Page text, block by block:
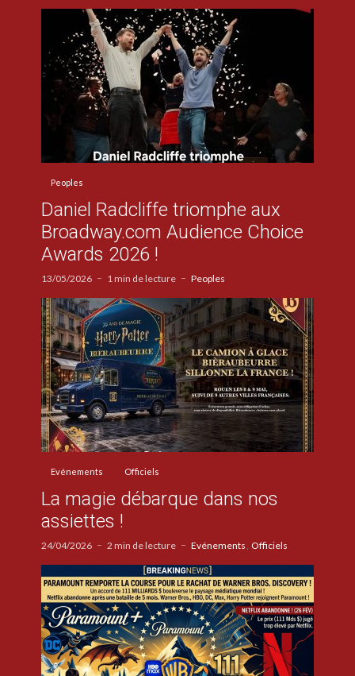
Peoples
Daniel Radcliffe triomphe aux
Broadway.com Audience Choice
Awards 2026 !
13/05/2026 1 min de lecture Peoples
Evénements Officiels
La magie débarque dans nos
assiettes !
24/04/2026 2 min de lecture Evénements Officiels